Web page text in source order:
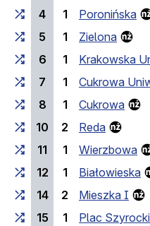
4
1
Poronińska
5
1
Zielona
6
1
Krakowska
7
1
Cukrowa
8
1
Cukrowa
10
2
Reda
11
1
Wierzbowa
12
1
Białowieska
14
2
Mieszka I
15
1
Plac